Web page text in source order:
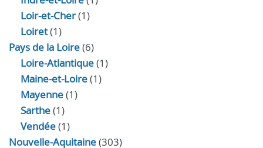
Loir‑et‑Cher(1)
Loiret(1)
Pays de la Loire(6)
Loire-Atlantique(1)
Maine-et-Loire(1)
Mayenne(1)
Sarthe(1)
Vendée(1)
Nouvelle-Aquitaine(303)